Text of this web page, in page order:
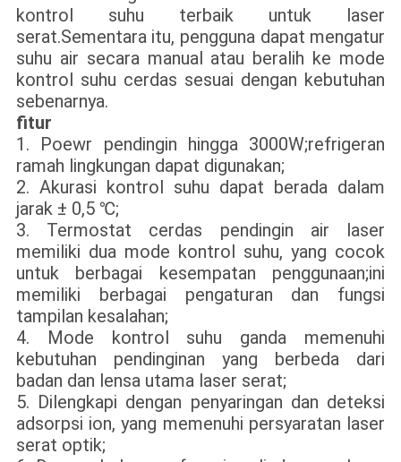
kontrol suhu terbaik untuk laser
serat.Sementara itu, pengguna dapat mengatur
suhu air secara manual atau beralih ke mode
kontrol suhu cerdas sesuai dengan kebutuhan
sebenarnya.
fitur
1. Poewr pendingin hingga 3000W;refrigeran
ramah lingkungan dapat digunakan;
2. Akurasi kontrol suhu dapat berada dalam
jarak ± 0,5 ℃;
3. Termostat cerdas pendingin air laser
memiliki dua mode kontrol suhu, yang cocok
untuk berbagai kesempatan penggunaan;ini
memiliki berbagai pengaturan dan fungsi
tampilan kesalahan;
4. Mode kontrol suhu ganda memenuhi
kebutuhan pendinginan yang berbeda dari
badan dan lensa utama laser serat;
5. Dilengkapi dengan penyaringan dan deteksi
adsorpsi ion, yang memenuhi persyaratan laser
serat optik;